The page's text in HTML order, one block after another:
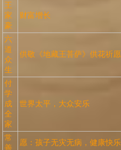
王
家
豪
财富增长
六
道
众
生
供敬《地藏王菩萨》供花祈愿
付
学
成
全
家
世界太平，大众安乐
常
善
愿：孩子无灾无病，健康快乐